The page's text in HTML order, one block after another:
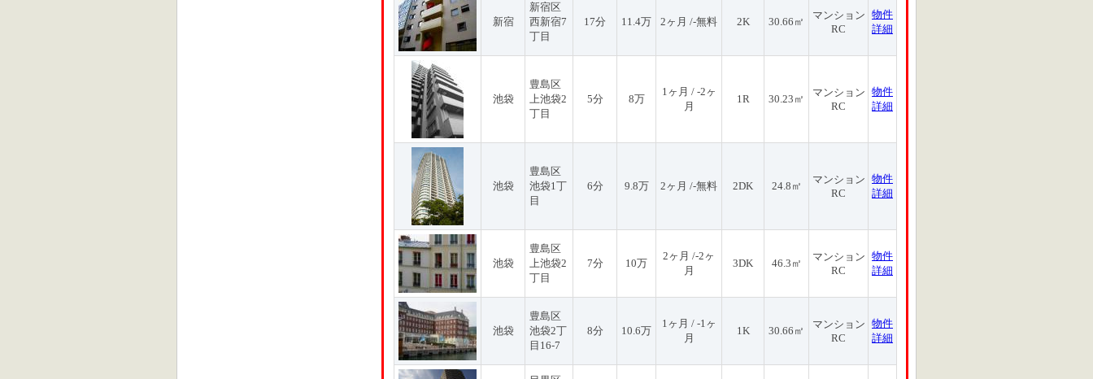
新宿
新宿区
西新宿7
丁目
17分 11.4万 2ヶ月 /-無料 2K 30.66㎡
マンション
RC
物件
詳細
池袋
豊島区
上池袋2
丁目
5分 8万
1ヶ月 / -2ヶ
月
1R 30.23㎡
マンション
RC
物件
詳細
池袋
豊島区
池袋1丁
目
6分 9.8万 2ヶ月 /-無料 2DK 24.8㎡
マンション
RC
物件
詳細
池袋
豊島区
上池袋2
丁目
7分 10万
2ヶ月 /-2ヶ
月
3DK 46.3㎡
マンション
RC
物件
詳細
池袋
豊島区
池袋2丁
目16-7
8分 10.6万
1ヶ月 / -1ヶ
月
1K 30.66㎡
マンション
RC
物件
詳細